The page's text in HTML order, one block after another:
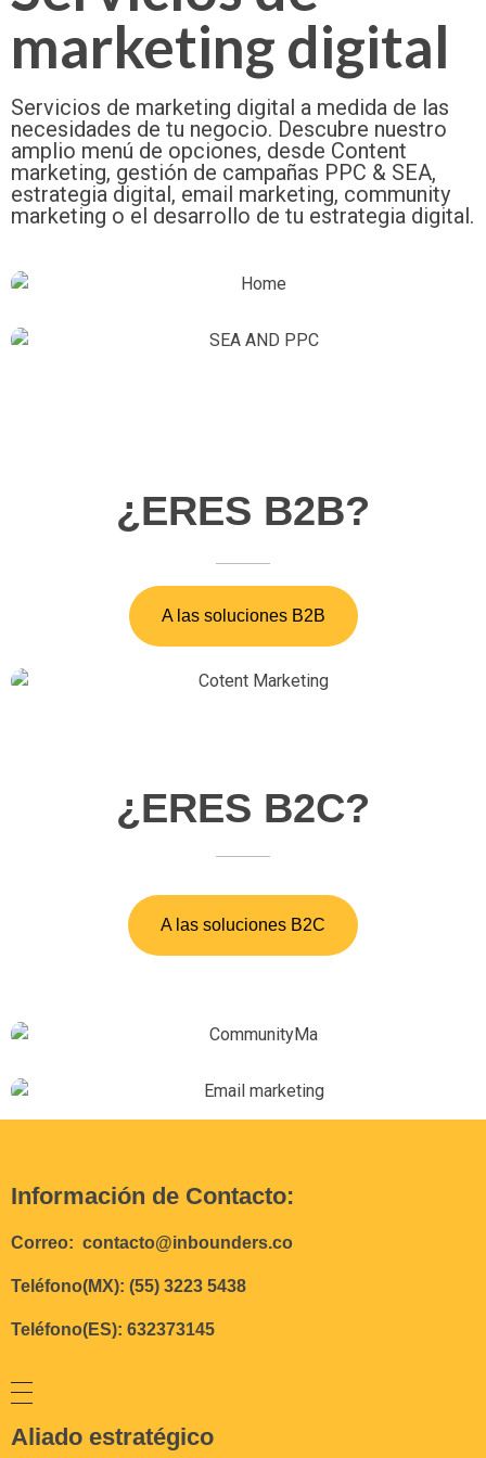
marketing digital
Servicios de marketing digital a medida de las
necesidades de tu negocio. Descubre nuestro
amplio menú de opciones, desde Content
marketing, gestión de campañas PPC & SEA,
estrategia digital, email marketing, community
marketing o el desarrollo de tu estrategia digital.
¿ERES B2B?
A las soluciones B2B
¿ERES B2C?
A las soluciones B2C
E-mail Marketing
Información de Contacto:
Correo: contacto@inbounders.co
Teléfono(MX): (55) 3223 5438
Teléfono(ES): 632373145
Aliado estratégico